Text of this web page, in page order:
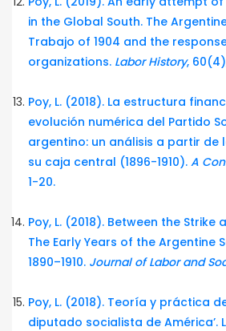
in the Global South. The
Trabajo of 1904 and the
organizations. Labor History,
Poy, L. (2018). La estructura
evolución numérica del Partido
argentino: un análisis a partir de
su caja central (1896-1910). A
1-20.
Poy, L. (2018). Between the Strike
The Early Years of the Argentine
1890–1910. Journal of Labor and
Poy, L. (2018). Teoría y práctica
diputado socialista de América’.